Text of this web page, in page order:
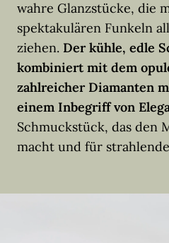
wahre Glanzstücke, die
spektakulären Funkeln
ziehen. Der kühle, edle
kombiniert mit dem
zahlreicher Diamanten
einem Inbegriff von
Schmuckstück, das den
macht und für